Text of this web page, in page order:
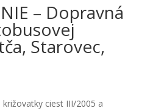
– Dopravná
Starovec,
ciest III/2005 a